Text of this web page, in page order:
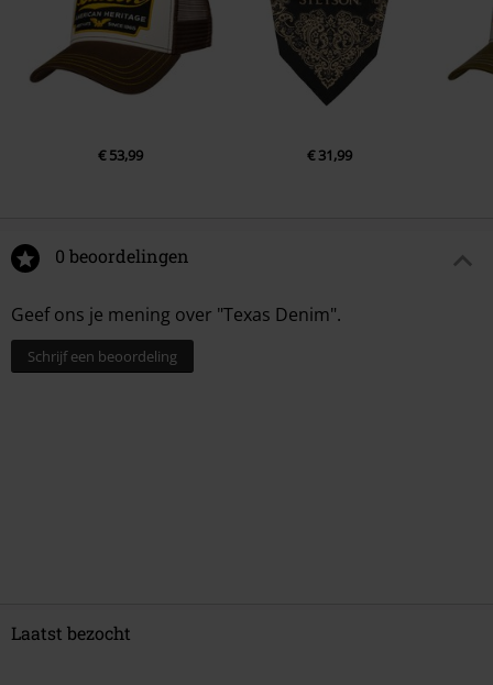
€ 53,99 € 31,99
0 beoordelingen
Geef ons je mening over "Texas Denim".
Schrijf een beoordeling
Laatst bezocht